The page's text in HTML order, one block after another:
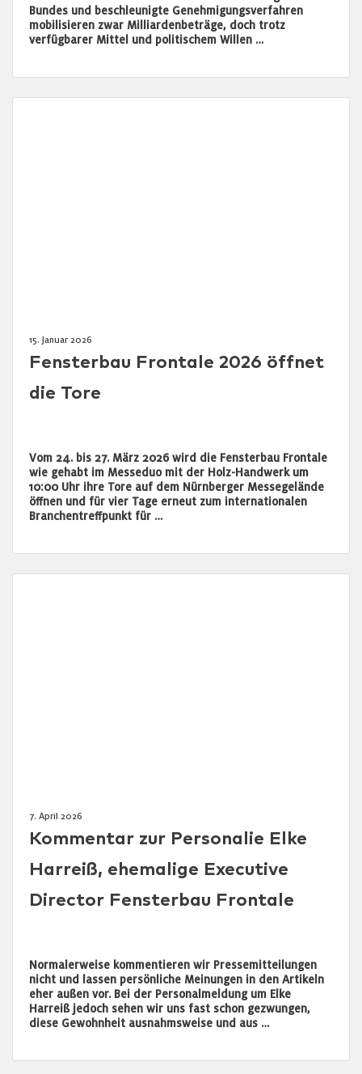
Bundes und beschleunigte Genehmigungsverfahren
mobilisieren zwar Milliardenbeträge, doch trotz
verfügbarer Mittel und politischem Willen …
15. Januar 2026
Fensterbau Frontale 2026 öffnet
die Tore
Vom 24. bis 27. März 2026 wird die Fensterbau Frontale
wie gehabt im Messeduo mit der Holz-Handwerk um
10:00 Uhr ihre Tore auf dem Nürnberger Messegelände
öffnen und für vier Tage erneut zum internationalen
Branchentreffpunkt für …
7. April 2026
Kommentar zur Personalie Elke
Harreiß, ehemalige Executive
Director Fensterbau Frontale
Normalerweise kommentieren wir Pressemitteilungen
nicht und lassen persönliche Meinungen in den Artikeln
eher außen vor. Bei der Personalmeldung um Elke
Harreiß jedoch sehen wir uns fast schon gezwungen,
diese Gewohnheit ausnahmsweise und aus …